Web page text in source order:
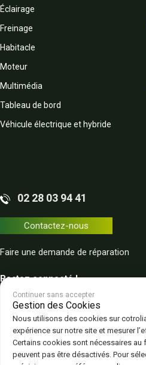
Éclairage
Freinage
Habitacle
Moteur
Multimédia
Tableau de bord
Véhicule électrique et hybride
02 28 03 94 41
Contactez-nous
Faire une demande de réparation
Restez connecté !
Plan du site Politique de confidentialité
Continuer sans accepter
Gestion des Cookies
Nous utilisons des cookies sur
expérience sur notre site et mesurer
Certains cookies sont nécessaires au
peuvent pas être désactivés. Pour